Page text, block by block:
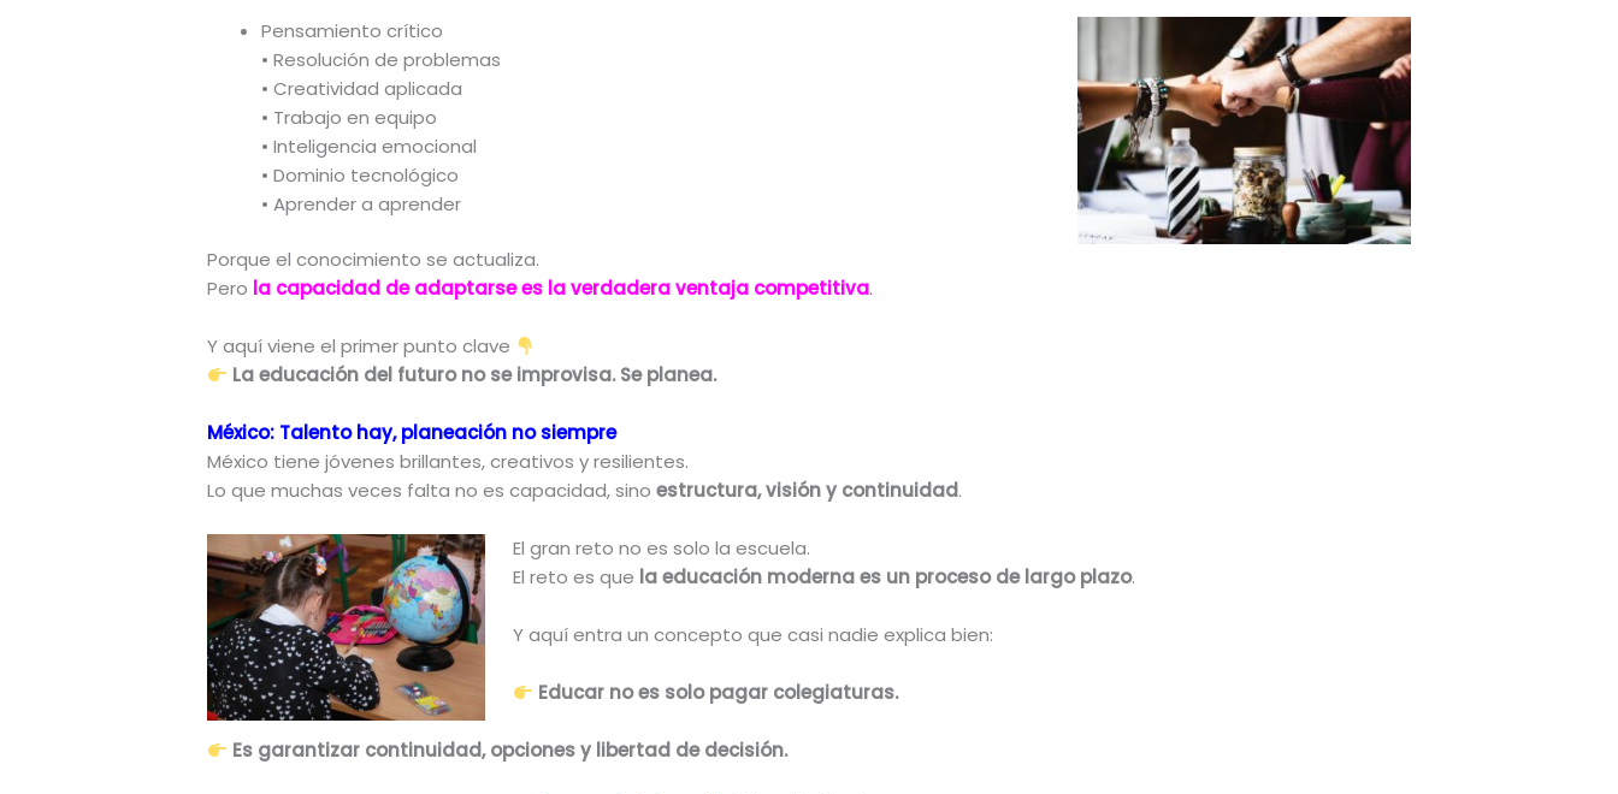
Pensamiento crítico
• Resolución de problemas
• Creatividad aplicada
• Trabajo en equipo
• Inteligencia emocional
• Dominio tecnológico
• Aprender a aprender
Porque el conocimiento se actualiza.
Pero la capacidad de adaptarse es la verdadera ventaja competitiva.
Y aquí viene el primer punto clave
La educación del futuro no se improvisa. Se planea.
México: Talento hay, planeación no siempre
México tiene jóvenes brillantes, creativos y resilientes.
Lo que muchas veces falta no es capacidad, sinoestructura, visión y continuidad.
El gran reto no es solo la escuela.
El reto es que la educación moderna es un proceso de largo plazo.
Y aquí entra un concepto que casi nadie explica bien:
Educar no es solo pagar colegiaturas.
Es garantizar continuidad, opciones y libertad de decisión.